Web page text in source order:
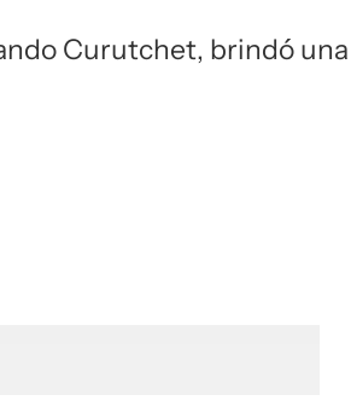
Curutchet, brindó una